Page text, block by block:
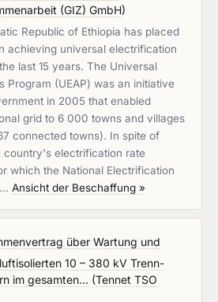
(GIZ) GmbH)
Republic of Ethiopia has placed
achieving universal electrification
last 15 years. The Universal
Program (UEAP) was an initiative
in 2005 that enabled
grid to 6 000 towns and villages
connected towns). In spite of
country's electrification rate
which the National Electrification
Ansicht der Beschaffung »
über Wartung und
10 – 380 kV Trenn-
im gesamten... (Tennet TSO